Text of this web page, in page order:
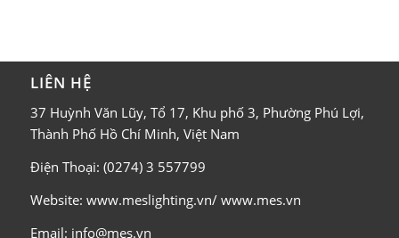
LIÊN HỆ
37 Huỳnh Văn Lũy, Tổ 17, Khu phố 3, Phường Phú Lợi,
Thành Phố Hồ Chí Minh, Việt Nam
Điện Thoại: (0274) 3 557799
Website: www.meslighting.vn/ www.mes.vn
Email: info@mes.vn